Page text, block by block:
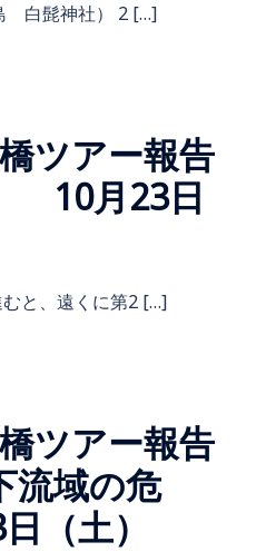
白髭神社） 2 […]
ツアー報告
10月23日
と、遠くに第2 […]
ツアー報告
域の危
（土）